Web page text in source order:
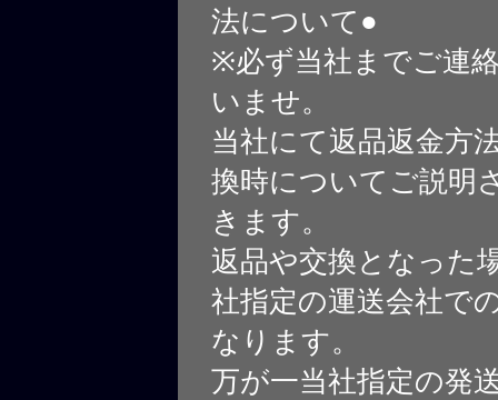
法について●
※必ず当社までご連
いませ。
当社にて返品返金方
換時についてご説明
きます。
返品や交換となった
社指定の運送会社で
なります。
万が一当社指定の発